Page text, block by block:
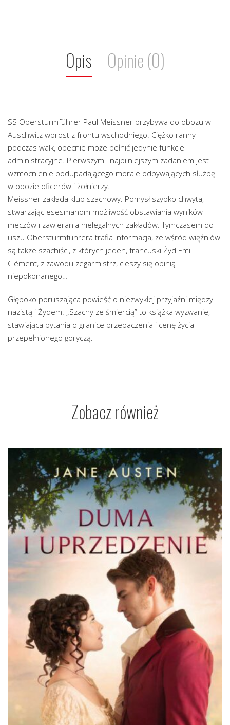
Opis Opinie (0)
SS Obersturmführer Paul Meissner przybywa do obozu w
Auschwitz wprost z frontu wschodniego. Ciężko ranny
podczas walk, obecnie może pełnić jedynie funkcje
administracyjne. Pierwszym i najpilniejszym zadaniem jest
wzmocnienie podupadającego morale odbywających służbę
w obozie oficerów i żołnierzy.
Meissner zakłada klub szachowy. Pomysł szybko chwyta,
stwarzając esesmanom możliwość obstawiania wyników
meczów i zawierania nielegalnych zakładów. Tymczasem do
uszu Obersturmführera trafia informacja, że wśród więźniów
są także szachiści, z których jeden, francuski Żyd Emil
Clément, z zawodu zegarmistrz, cieszy się opinią
niepokonanego…
Głęboko poruszająca powieść o niezwykłej przyjaźni między
nazistą i Żydem. „Szachy ze śmiercią” to książka wyzwanie,
stawiająca pytania o granice przebaczenia i cenę życia
przepełnionego goryczą.
Zobacz również